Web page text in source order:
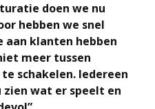
doen we nu
hebben we snel
aan klanten hebben
meer tussen
schakelen. Iedereen
zien wat er speelt en